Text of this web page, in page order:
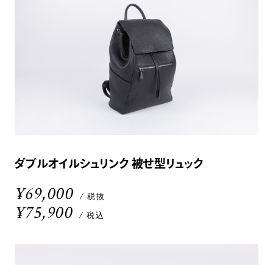
ダブルオイルシュリンク 被せ型リュック
¥69,000 / 税抜
¥75,900 / 税込